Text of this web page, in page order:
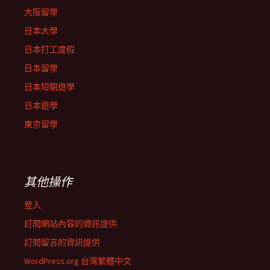
大阪留學
日本大學
日本打工度假
日本留學
日本短期遊學
日本遊學
東京留學
其他操作
登入
訂閱網站內容的資訊提供
訂閱留言的資訊提供
WordPress.org 台灣繁體中文